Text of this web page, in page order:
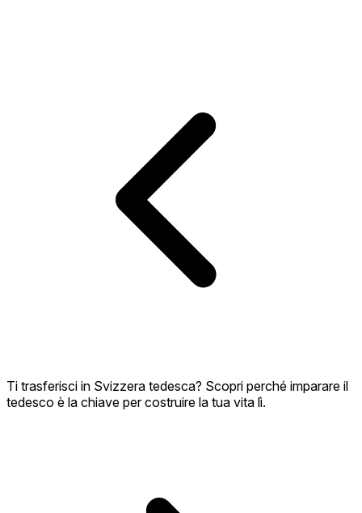
Ti trasferisci in Svizzera tedesca? Scopri perché imparare il
tedesco è la chiave per costruire la tua vita lì.